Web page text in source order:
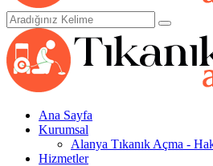
Ana Sayfa
Kurumsal
Alanya Tıkanık Açma -
Hizmetler